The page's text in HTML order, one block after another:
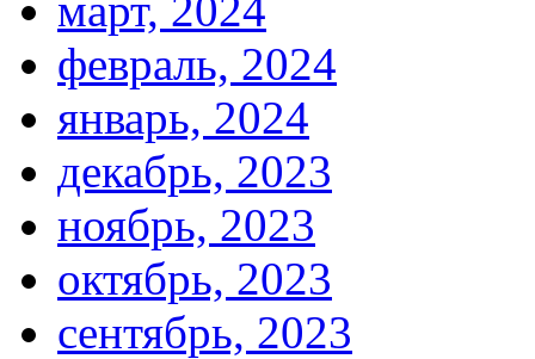
февраль, 2024
январь, 2024
декабрь, 2023
ноябрь, 2023
октябрь, 2023
сентябрь, 2023